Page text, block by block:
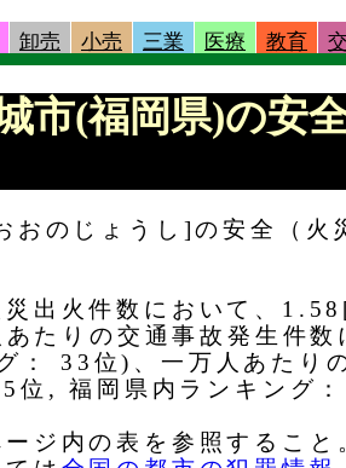
卸売 小売 三業 医療 教育
市(福岡県)の安
おのじょうし]の安全（火
出火件数において、
たりの交通事故発生件
： 33位)、一万人あたり
, 福岡県内ランキング：
ジ内の表を参照するこ